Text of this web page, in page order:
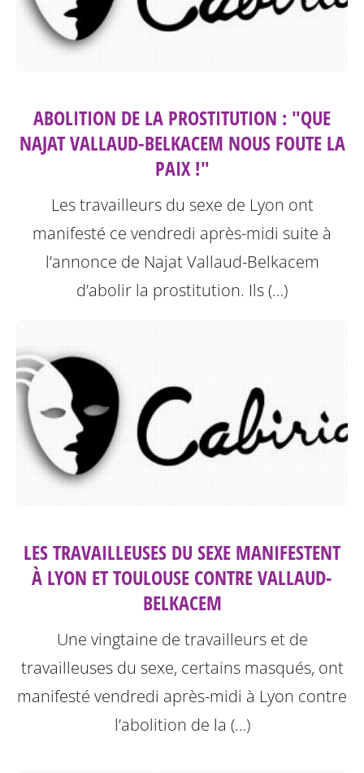
ABOLITION DE LA PROSTITUTION : "QUE
NAJAT VALLAUD-BELKACEM NOUS FOUTE LA
PAIX !"
Les travailleurs du sexe de Lyon ont
manifesté ce vendredi après-midi suite à
l’annonce de Najat Vallaud-Belkacem
d’abolir la prostitution. Ils (…)
LES TRAVAILLEUSES DU SEXE MANIFESTENT
À LYON ET TOULOUSE CONTRE VALLAUD-
BELKACEM
Une vingtaine de travailleurs et de
travailleuses du sexe, certains masqués, ont
manifesté vendredi après-midi à Lyon contre
l’abolition de la (…)